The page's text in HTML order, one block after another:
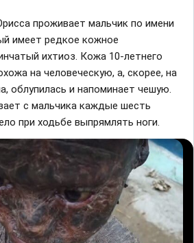
проживает мальчик по имени
имеет редкое кожное
ихтиоз. Кожа 10-летнего
на человеческую, а, скорее, на
облупилась и напоминает чешую.
с мальчика каждые шесть
при ходьбе выпрямлять ноги.